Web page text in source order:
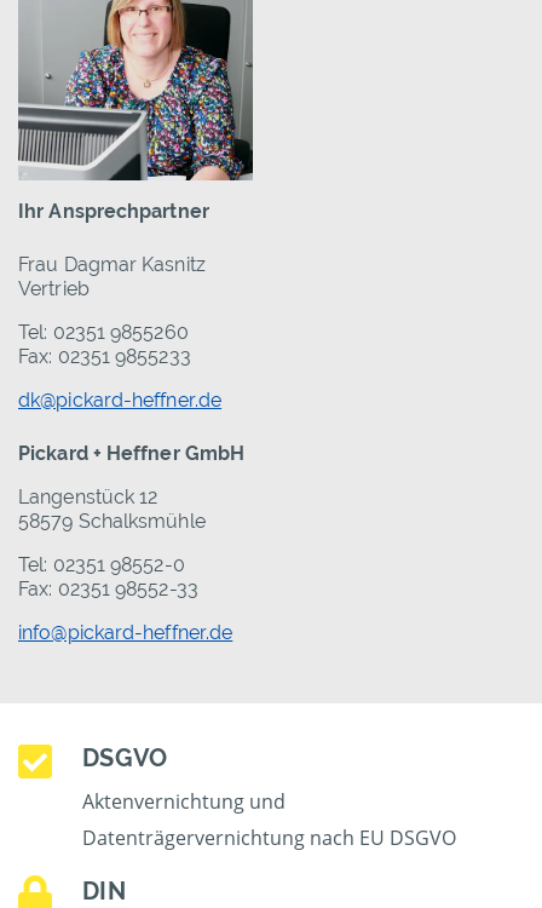
Ihr Ansprechpartner
Frau Dagmar Kasnitz
Vertrieb
Tel: 02351 9855260
Fax: 02351 9855233
dk@pickard-heffner.de
Pickard + Heffner GmbH
Langenstück 12
58579 Schalksmühle
Tel: 02351 98552-0
Fax: 02351 98552-33
info@pickard-heffner.de
DSGVO
Aktenvernichtung und
Datenträgervernichtung nach EU DSGVO
DIN